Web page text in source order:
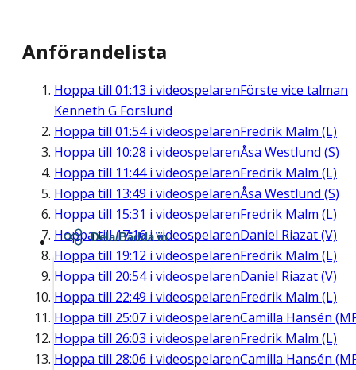
Anförandelista
Hoppa till 01:13 i videospelarenFörste vice talman
Kenneth G Forslund
Hoppa till 01:54i videospelarenFredrik Malm (L)
Hoppa till 10:28 i videospelarenÅsa Westlund (S)
Hoppa till 11:44i videospelarenFredrik Malm (L)
Hoppa till 13:49 i videospelarenÅsa Westlund (S)
Hoppa till 15:31 i videospelarenFredrik Malm (L)
Hoppa till17:16i videospelarenDaniel Riazat (V)
Hoppa till 19:12 i videospelarenFredrik Malm (L)
Hoppa till 20:54i videospelarenDaniel Riazat (V)
Hoppa till 22:49 i videospelarenFredrik Malm (L)
Hoppa till 25:07 i videospelarenCamilla Hansén
Hoppa till 26:03 i videospelarenFredrik Malm (L)
Hoppa till 28:06 i videospelarenCamilla Hansén
Dela/Bädda in